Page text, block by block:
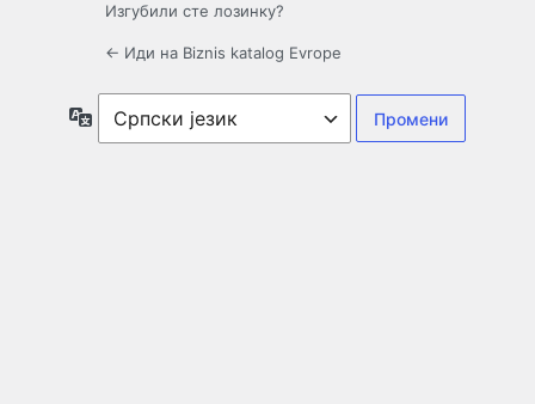
Изгубили сте лозинку?
← Иди на Biznis katalog Evrope
Језик